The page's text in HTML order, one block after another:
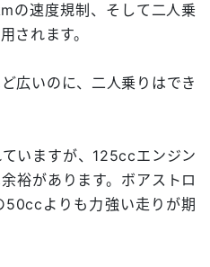
の速度規制、そして二人乗
されます。
いのに、二人乗りはでき
いますが、125ccエンジン
裕があります。ボアストロ
よりも力強い走りが期